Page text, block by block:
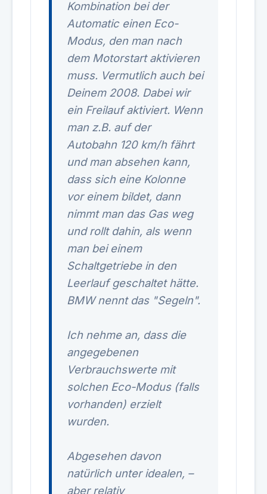
Kombination bei der
Automatic einen Eco-
Modus, den man nach
dem Motorstart aktivieren
muss. Vermutlich auch bei
Deinem 2008. Dabei wir
ein Freilauf aktiviert. Wenn
man z.B. auf der
Autobahn 120 km/h fährt
und man absehen kann,
dass sich eine Kolonne
vor einem bildet, dann
nimmt man das Gas weg
und rollt dahin, als wenn
man bei einem
Schaltgetriebe in den
Leerlauf geschaltet hätte.
BMW nennt das "Segeln".
Ich nehme an, dass die
angegebenen
Verbrauchswerte mit
solchen Eco-Modus (falls
vorhanden) erzielt
wurden.
Abgesehen davon
natürlich unter idealen, –
aber relativ